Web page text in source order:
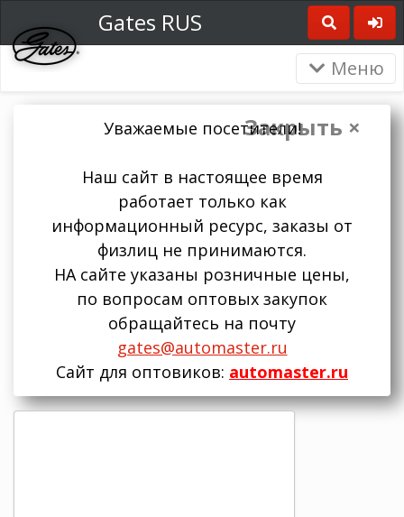
Gates RUS
Меню
Закрыть ×
Уважаемые посетители!
Наш сайт в настоящее время
работает только как
информационный ресурс, заказы от
физлиц не принимаются.
НА сайте указаны розничные цены,
по вопросам оптовых закупок
обращайтесь на почту
gates@automaster.ru
Сайт для оптовиков: automaster.ru